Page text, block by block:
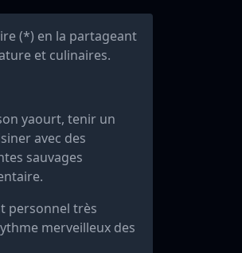
(*) en la partageant
et culinaires.
yaourt, tenir un
avec des
sauvages
personnel très
merveilleux des